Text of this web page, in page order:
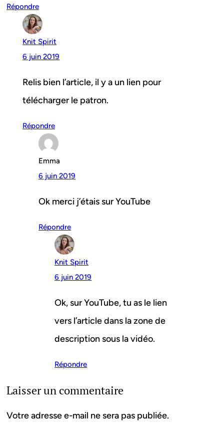
Répondre
Knit Spirit
6 juin 2019
Relis bien l’article, il y a un lien pour
télécharger le patron.
Répondre
Emma
6 juin 2019
Ok merci j’étais sur YouTube
Répondre
Knit Spirit
6 juin 2019
Ok, sur YouTube, tu as le lien
vers l’article dans la zone de
description sous la vidéo.
Répondre
Laisser un commentaire
Votre adresse e-mail ne sera pas publiée.